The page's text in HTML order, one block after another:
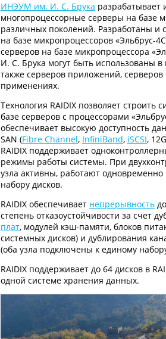
ИНЭУМ им. И. С. Брука разрабатывает
многопроцессорные серверы на базе
различных поколений. Разработаны и
на базе микропроцессоров «Эльбрус-
серверов на базе микропроцессора
И. С. Брука могут быть использованы в
также серверов приложений,
применениях.
Технология RAIDIX позволяет
базе серверов с процессорами
обеспечивает высокую доступность
SAN (Fibre Channel, InfiniBand, iSCSI,
RAIDIX поддерживает
режимы работы системы. При
узла активны, работают
набору дисков.
RAIDIX обеспечивает непрерывность
степень отказоустойчивости за счет
плат, модулей кэш-памяти, блоков
системных дисков) и дублирования
(оба узла подключены к единому
RAIDIX поддерживает до 64 дисков в
одной системе хранения данных.